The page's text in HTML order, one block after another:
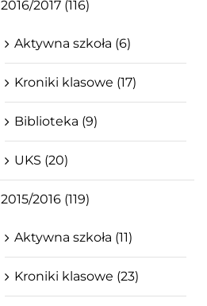
2016/2017 (116)
Aktywna szkoła (6)
Kroniki klasowe (17)
Biblioteka (9)
UKS (20)
2015/2016 (119)
Aktywna szkoła (11)
Kroniki klasowe (23)